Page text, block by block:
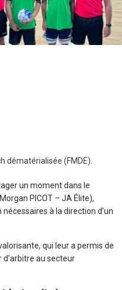
dématérialisée (FMDE).
un moment dans le
PICOT – JA Élite),
à la direction d’un
qui leur a permis de
au secteur